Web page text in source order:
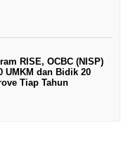
RISE, OCBC (NISP)
UMKM dan Bidik 20
Tiap Tahun